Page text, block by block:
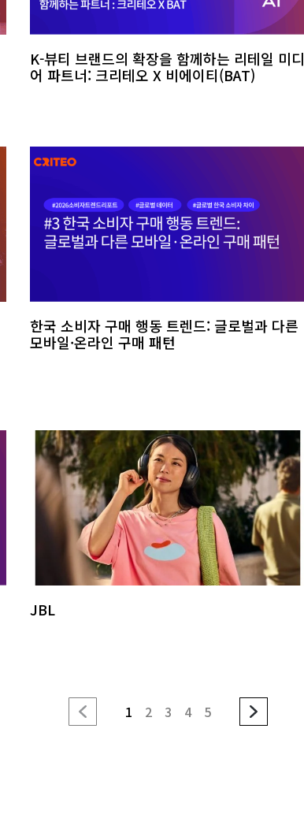
K-뷰티 브랜드의 확장을 함께하는 리테일 미디
어 파트너: 크리테오 X 비에이티(BAT)
한국 소비자 구매 행동 트렌드: 글로벌과 다른
모바일·온라인 구매 패턴
JBL
1 2 3 4 5